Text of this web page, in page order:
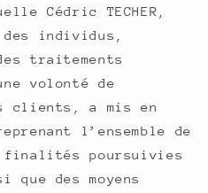
Cédric TECHER,
individus,
traitements
volonté de
clients, a mis en
l’ensemble de
finalités poursuivies
des moyens